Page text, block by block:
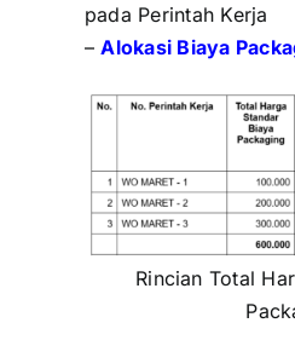
pada Perintah Kerja
–Alokasi Biaya
Rincian Total